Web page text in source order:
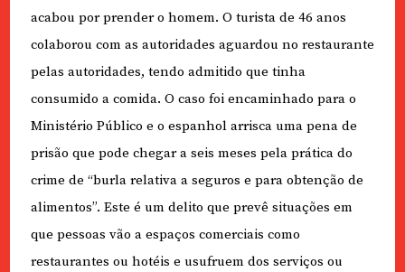
acabou por prender o homem. O turista de 46 anos
colaborou com as autoridades aguardou no restaurante
pelas autoridades, tendo admitido que tinha
consumido a comida. O caso foi encaminhado para o
Ministério Público e o espanhol arrisca uma pena de
prisão que pode chegar a seis meses pela prática do
crime de “burla relativa a seguros e para obtenção de
alimentos”. Este é um delito que prevê situações em
que pessoas vão a espaços comerciais como
restaurantes ou hotéis e usufruem dos serviços ou